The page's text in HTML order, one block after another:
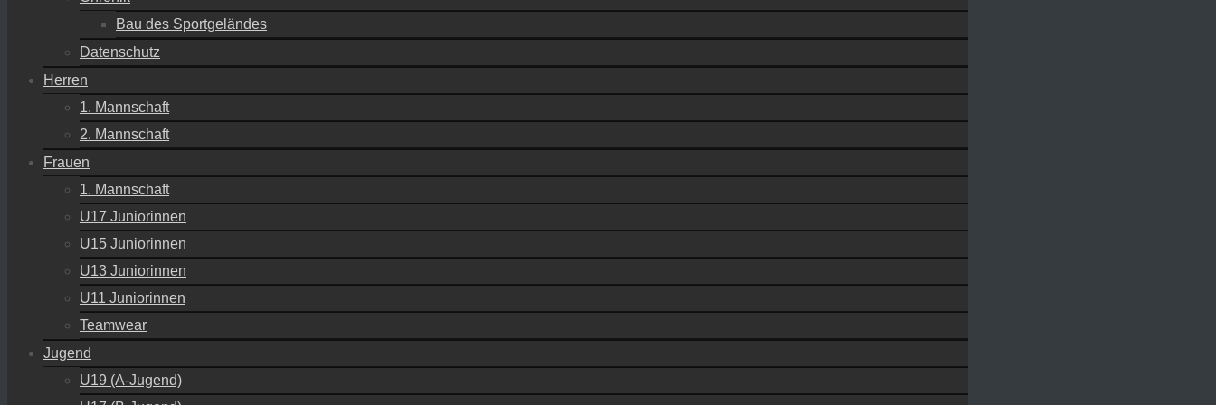
Bau des Sportgeländes
Datenschutz
Herren
1. Mannschaft
2. Mannschaft
Frauen
1. Mannschaft
U17 Juniorinnen
U15 Juniorinnen
U13 Juniorinnen
U11 Juniorinnen
Teamwear
Jugend
U19 (A-Jugend)